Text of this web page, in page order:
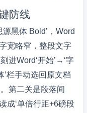
防线
黑体 Bold’，Word
宽略窄，整段文字
进Word‘开始’→‘字
’栏手动选回原文档
。第二关是段落间
成‘单倍行距+6磅段